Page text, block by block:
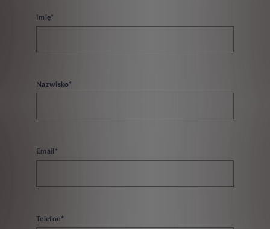
Imię*
Nazwisko*
Email*
Telefon*